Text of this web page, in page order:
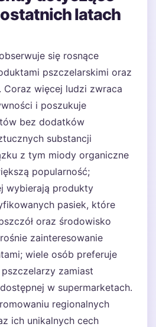
latach
się rosnące
pszczelarskimi oraz
Coraz więcej ludzi zwraca
i poszukuje
bez dodatków
substancji
z tym miody organiczne
popularność;
wybierają produkty
pasiek, które
oraz środowisko
zainteresowanie
wiele osób preferuje
zamiast
w supermarketach.
regionalnych
ich unikalnych cech